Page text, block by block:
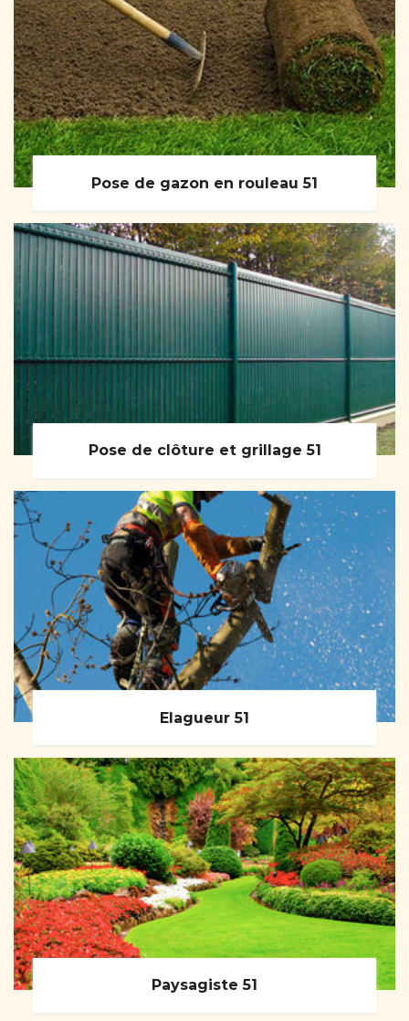
Pose de gazon en rouleau 51
Pose de clôture et grillage 51
Elagueur 51
Paysagiste 51